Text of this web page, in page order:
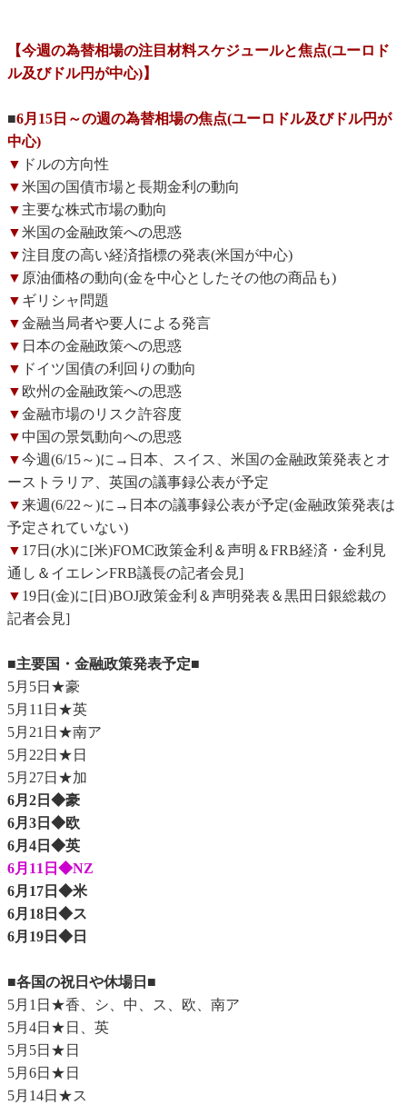
【今週の為替相場の注目材料スケジュールと焦点(ユーロド
ル及びドル円が中心)】
■6月15日～の週の為替相場の焦点(ユーロドル及びドル円が
中心)
▼ ドルの方向性
▼米国の国債市場と長期金利の動向
▼ 主要な株式市場の動向
▼米国の金融政策への思惑
▼注目度の高い経済指標の発表(米国が中心)
▼ 原油価格の動向(金を中心としたその他の商品も)
▼ ギリシャ問題
▼金融当局者や要人による発言
▼ 日本の金融政策への思惑
▼ ドイツ国債の利回りの動向
▼ 欧州の金融政策への思惑
▼金融市場のリスク許容度
▼ 中国の景気動向への思惑
▼今週(6/15～)に→日本、スイス、米国の金融政策発表とオ
ーストラリア、英国の議事録公表が予定
▼来週(6/22～)に→日本の議事録公表が予定(金融政策発表は
予定されていない)
▼ 17日(水)に[米)FOMC政策金利＆声明＆FRB経済・金利見
通し＆イエレンFRB議長の記者会見]
▼ 19日(金)に[日)BOJ政策金利＆声明発表＆黒田日銀総裁の
記者会見]
■主要国・金融政策発表予定■
5月5日★豪
5月11日★英
5月21日★南ア
5月22日★日
5月27日★加
6月2日◆豪
6月3日◆欧
6月4日◆英
6月11日◆NZ
6月17日◆米
6月18日◆ス
6月19日◆日
■各国の祝日や休場日■
5月1日★香、シ、中、ス、欧、南ア
5月4日★日、英
5月5日★日
5月6日★日
5月14日★ス